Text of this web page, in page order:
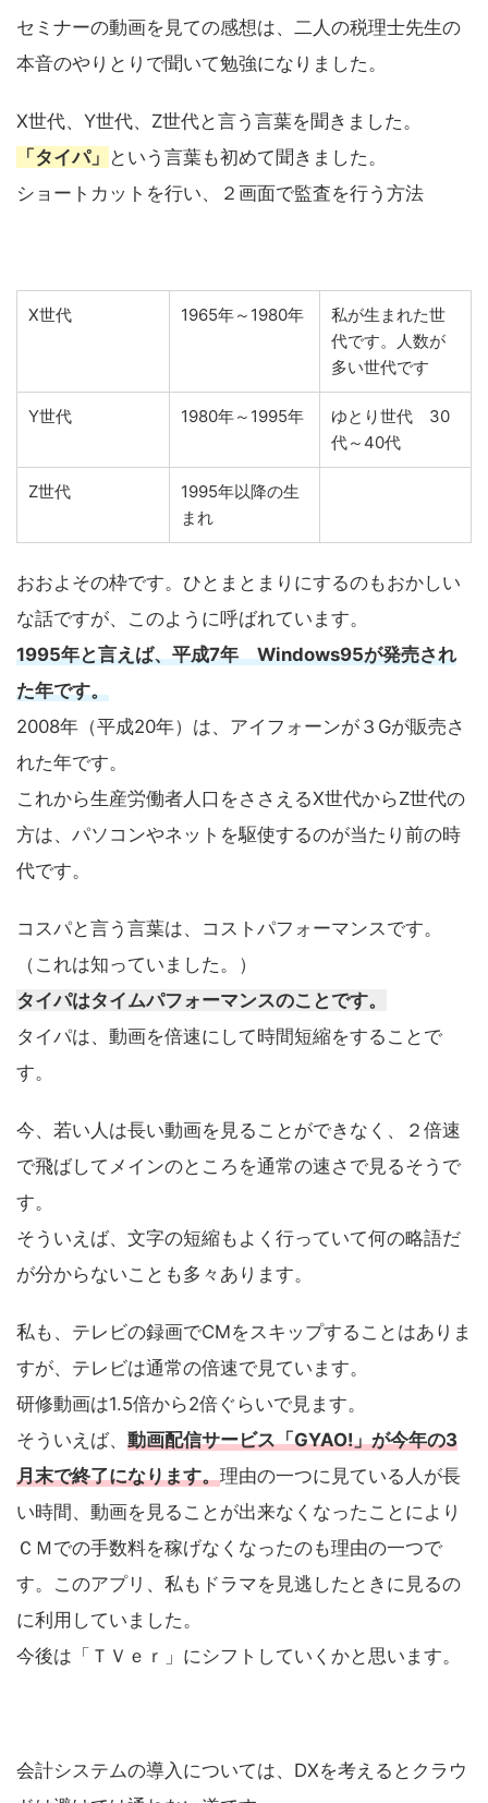
セミナーの動画を見ての感想は、二人の税理士先生の
本音のやりとりで聞いて勉強になりました。
X世代、Y世代、Z世代と言う言葉を聞きました。
「タイパ」 という言葉も初めて聞きました。
ショートカットを行い、２画面で監査を行う方法
X世代 1965年～1980年
私が生まれた世
代です。人数が
多い世代です
Y世代 1980年～1995年
ゆとり世代 30
代～40代
Z世代
1995年以降の生
まれ
おおよその枠です。ひとまとまりにするのもおかしい
な話ですが、このように呼ばれています。
1995年と言えば、平成7年 Windows95が発売され
た年です。
2008年（平成20年）は、アイフォーンが３Gが販売さ
れた年です。
これから生産労働者人口をささえるX世代からZ世代の
方は、パソコンやネットを駆使するのが当たり前の時
代です。
コスパと言う言葉は、コストパフォーマンスです。
（これは知っていました。）
タイパはタイムパフォーマンスのことです。
タイパは、動画を倍速にして時間短縮をすることで
す。
今、若い人は長い動画を見ることができなく、２倍速
で飛ばしてメインのところを通常の速さで見るそうで
す。
そういえば、文字の短縮もよく行っていて何の略語だ
が分からないことも多々あります。
私も、テレビの録画でCMをスキップすることはありま
すが、テレビは通常の倍速で見ています。
研修動画は1.5倍から2倍ぐらいで見ます。
そういえば、 動画配信サービス「GYAO!」が今年の3
月末で終了になります。理由の一つに見ている人が長
い時間、動画を見ることが出来なくなったことにより
ＣＭでの手数料を稼げなくなったのも理由の一つで
す。このアプリ、私もドラマを見逃したときに見るの
に利用していました。
今後は「ＴＶｅｒ」にシフトしていくかと思います。
会計システムの導入については、DXを考えるとクラウ